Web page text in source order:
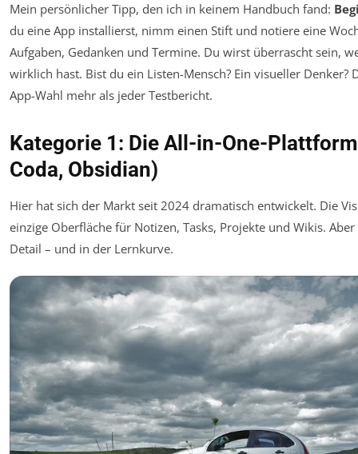
Mein persönlicher Tipp, den ich in keinem Handbuch fand:
du eine App installierst, nimm einen Stift und notiere eine
Aufgaben, Gedanken und Termine. Du wirst überrascht sein,
wirklich hast. Bist du ein Listen-Mensch? Ein visueller Denker?
App-Wahl mehr als jeder Testbericht.
Kategorie 1: Die All-in-One-
Coda, Obsidian)
Hier hat sich der Markt seit 2024 dramatisch entwickelt. Die
einzige Oberfläche für Notizen, Tasks, Projekte und Wikis.
Detail – und in der Lernkurve.